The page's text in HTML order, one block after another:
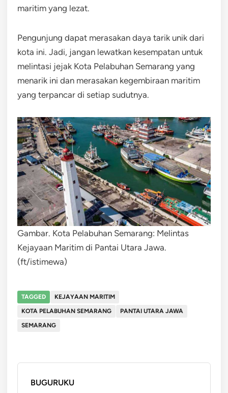
maritim yang lezat.
Pengunjung dapat merasakan daya tarik unik dari
kota ini. Jadi, jangan lewatkan kesempatan untuk
melintasi jejak Kota Pelabuhan Semarang yang
menarik ini dan merasakan kegembiraan maritim
yang terpancar di setiap sudutnya.
Gambar. Kota Pelabuhan Semarang: Melintas
Kejayaan Maritim di Pantai Utara Jawa.
(ft/istimewa)
TAGGED
KEJAYAAN MARITIM
KOTA PELABUHAN SEMARANG
PANTAI UTARA JAWA
SEMARANG
BUGURUKU